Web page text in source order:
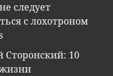
следует
с лохотроном
Сторонский: 10